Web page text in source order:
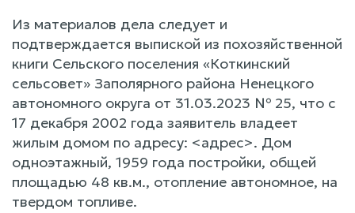
Из материалов дела следует и
подтверждается выпиской из похозяйственной
книги Сельского поселения «Коткинский
сельсовет» Заполярного района Ненецкого
автономного округа от 31.03.2023 № 25, что с
17 декабря 2002 года заявитель владеет
жилым домом по адресу: <адрес>. Дом
одноэтажный, 1959 года постройки, общей
площадью 48 кв.м., отопление автономное, на
твердом топливе.